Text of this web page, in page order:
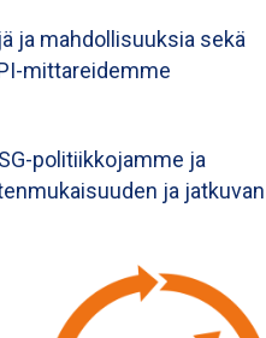
ja mahdollisuuksia sekä
mittareidemme
politiikkojamme ja
ja jatkuvan